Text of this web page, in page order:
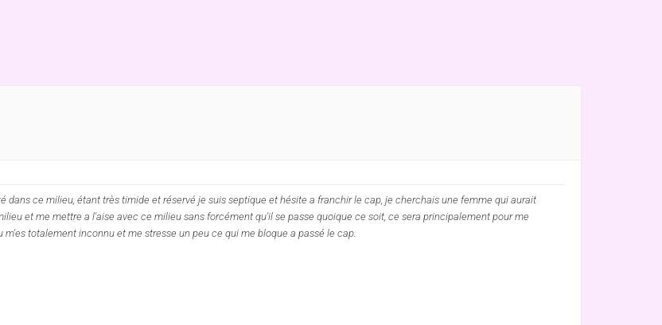
dans ce milieu, étant très timide et réservé je suis septique et hésite a franchir le cap, je cherchais une femme qui aurait
et me mettre a l'aise avec ce milieu sans forcément qu'il se passe quoique ce soit, ce sera principalement pour me
totalement inconnu et me stresse un peu ce qui me bloque a passé le cap.